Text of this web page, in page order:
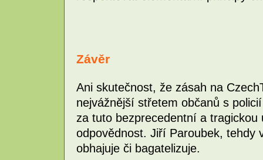
Závěr
Ani skutečnost, že zásah na
nejvážnější střetem občanů s
za tuto bezprecedentní a tragickou
odpovědnost. Jiří Paroubek, tehdy
obhajuje či bagatelizuje.